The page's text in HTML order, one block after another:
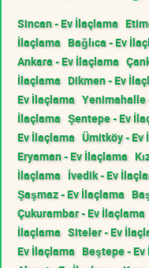
Sincan - Ev İlaçlama
İlaçlama Bağlıca - Ev
Ankara - Ev İlaçlama
İlaçlama Dikmen - Ev
Ev İlaçlama Yenimahalle
İlaçlama Şentepe - Ev
Ev İlaçlama Ümitköy - Ev
Eryaman - Ev İlaçlama
İlaçlama İvedik - Ev
Şaşmaz - Ev İlaçlama
Çukurambar - Ev İlaçlama
İlaçlama Siteler - Ev
Ev İlaçlama Beştepe -